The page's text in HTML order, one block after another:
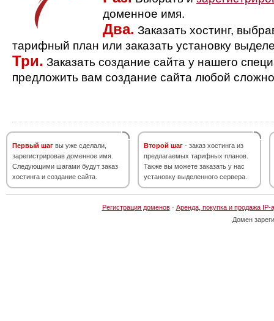
доменное имя.
Два. Заказать хостинг,
тарифный план или заказать установку
Три. Заказать создание сайта у нашего
предложить вам создание сайта любой
Первый шаг вы уже сделали,
зарегистрировав доменное имя.
Следующими шагами будут заказ
хостинга и создание сайта.
Второй шаг - заказ хостинга из
предлагаемых тарифных планов.
Также вы можете заказать у нас
установку выделенного сервера.
Регистрация доменов· Аренда, покупка и продажа IP-
Домен